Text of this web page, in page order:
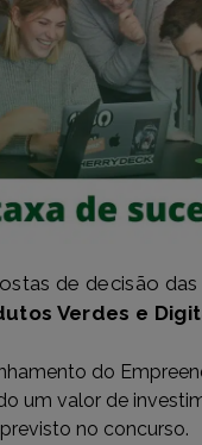
de decisão
Verdes e
do
um valor de
no concurso.